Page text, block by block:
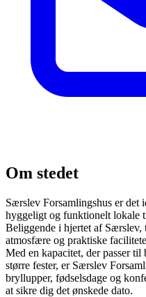
Om stedet
Særslev Forsamlingshus er det
hyggeligt og funktionelt lokale
Beliggende i hjertet af Særslev,
atmosfære og praktiske
Med en kapacitet, der passer til
større fester, er Særslev
bryllupper, fødselsdage og
at sikre dig det ønskede dato.